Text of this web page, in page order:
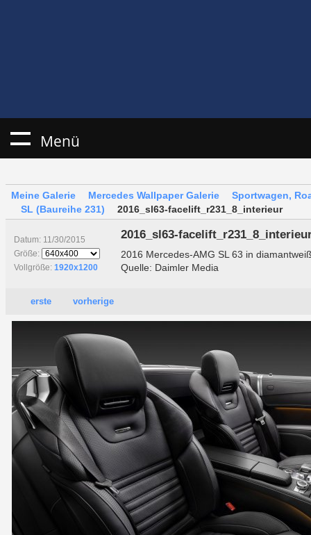
Menü
Meine Galerie Mercedes Wallpaper Galerie
Sportwagen,
SL (Baureihe 231)
2016_sl63-facelift_r231_8_interieur
Datum: 11/30/2015
Größe:
Vollgröße: 1920x1200
2016_sl63-
2016 Mercedes-AMG SL 63 in
Quelle: Daimler Media
erste vorherige